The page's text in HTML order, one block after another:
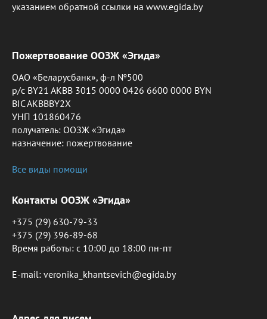
указанием обратной ссылки на www.egida.by
Пожертвование ООЗЖ «Эгида»
ОАО «Беларусбанк», ф-л №500
р/с BY21 AKBB 3015 0000 0426 6600 0000 BYN
BIC AKBBBY2X
УНП 101860476
получатель: ООЗЖ «Эгида»
назначение: пожертвование
Все виды помощи
Контакты ООЗЖ «Эгида»
+375 (29) 630-79-33
+375 (29) 396-89-68
Время работы: c 10:00 до 18:00 пн-пт
E-mail: veronika_khantsevich@egida.by